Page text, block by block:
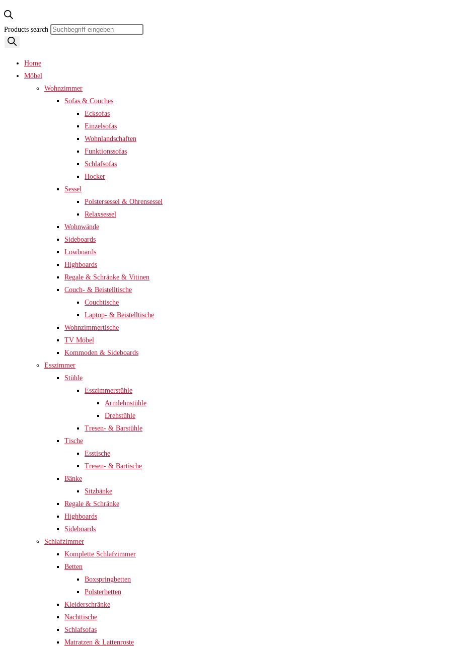
Products search
Home
Möbel
Wohnzimmer
Sofas & Couches
Ecksofas
Einzelsofas
Wohnlandschaften
Funktionssofas
Schlafsofas
Hocker
Sessel
Polstersessel & Ohrensessel
Relaxsessel
Wohnwände
Sideboards
Lowboards
Highboards
Regale & Schränke & Vitinen
Couch- & Beistelltische
Couchtische
Laptop- & Beistelltische
Wohnzimmertische
TV Möbel
Kommoden & Sideboards
Esszimmer
Stühle
Esszimmerstühle
Armlehnstühle
Drehstühle
Tresen- & Barstühle
Tische
Esstische
Tresen- & Bartische
Bänke
Sitzbänke
Regale & Schränke
Highboards
Sideboards
Schlafzimmer
Komplette Schlafzimmer
Betten
Boxspringbetten
Polsterbetten
Kleiderschränke
Nachttische
Schlafsofas
Matratzen & Lattenroste